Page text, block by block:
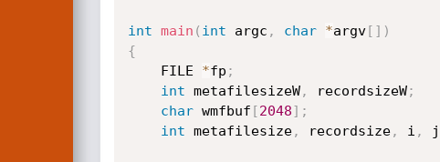
int main ( int argc , char *argv[ ] )
{
	FILE
*fp ;
int metafilesizeW, recordsizeW;
char wmfbuf [2048] ;
int metafilesize, recordsize, i , j